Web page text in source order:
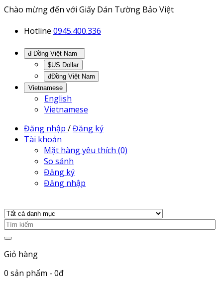
Chào mừng đến với Giấy Dán Tường Bảo Việt
Hotline 0945.400.336
$US Dollar
đĐồng Việt Nam
Vietnamese
English
Vietnamese
Đăng nhập /Đăng ký
Tài khoản
Mặt hàng yêu thích (0)
So sánh
Đăng ký
Đăng nhập
Giỏ hàng
0 sản phẩm - 0đ